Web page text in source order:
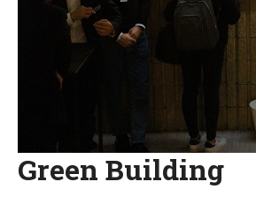
Green Building